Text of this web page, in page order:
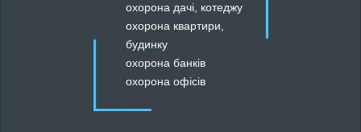
охорона дачі, котеджу
охорона квартири,
будинку
охорона банків
охорона офісів